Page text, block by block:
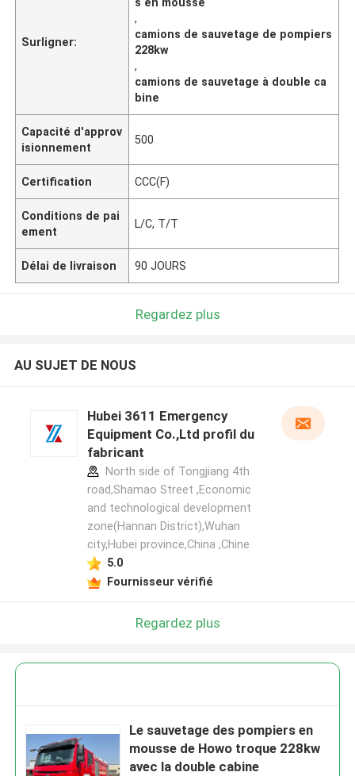
Surligner:
,
camions de sauvetage de pompiers
228kw
,
camions de sauvetage à double ca
bine
Capacité d'approv
isionnement
500
Certification CCC(F)
Conditions de pai
ement
L/C, T/T
Délai de livraison 90 JOURS
Regardez plus
AU SUJET DE NOUS
Hubei 3611 Emergency
Equipment Co.,Ltd profil du
fabricant
North side of Tongjiang 4th
road,Shamao Street ,Economic
and technological development
zone(Hannan District),Wuhan
city,Hubei province,China ,Chine
5.0
Fournisseur vérifié
Regardez plus
Le sauvetage des pompiers en
mousse de Howo troque 228kw
avec la double cabine